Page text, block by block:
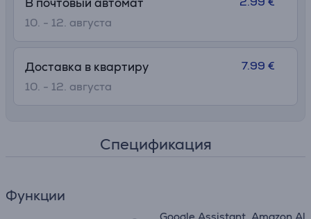
10. - 12. августа
Доставка в квартиру
10. - 12. августа
7.99 €
Спецификация
Функции